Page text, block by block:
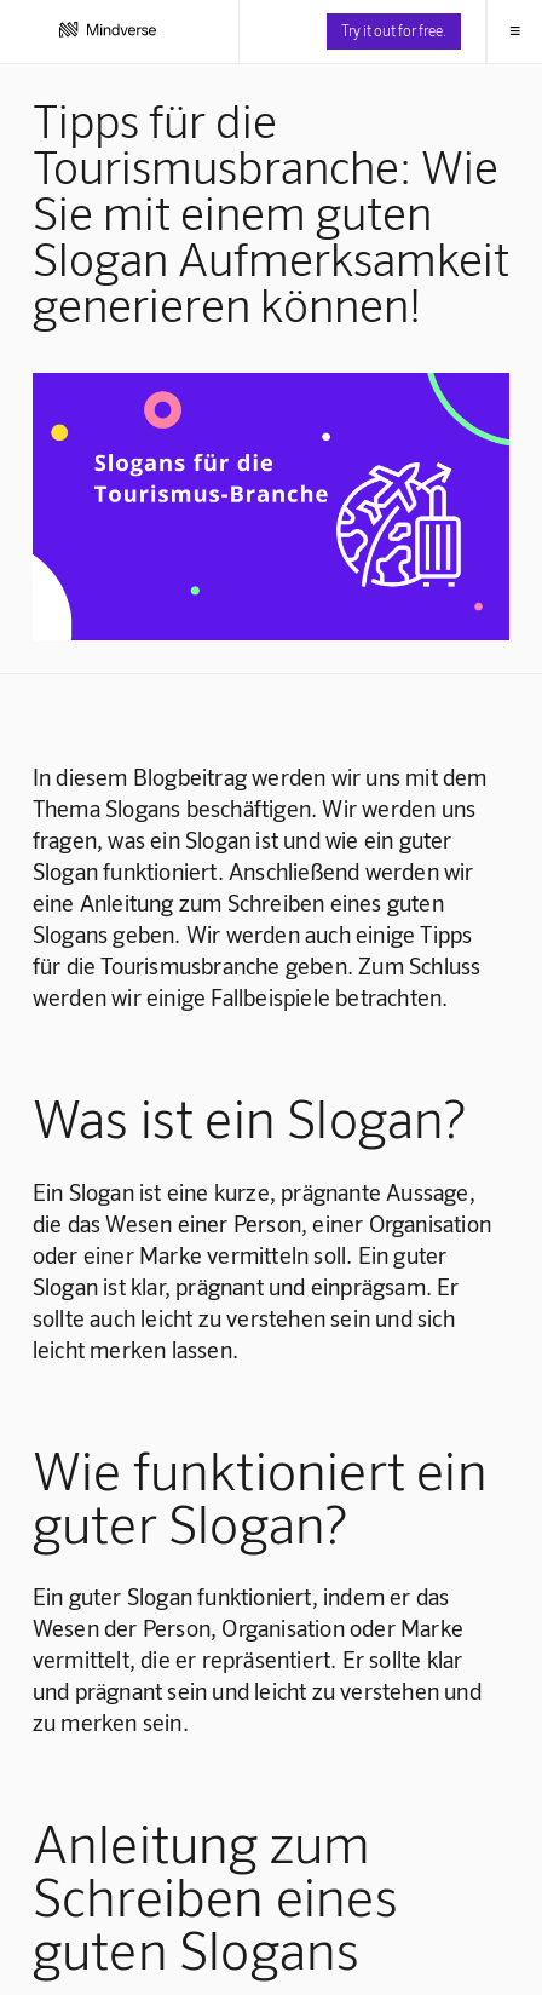
Try it out for free. ≡
Tipps für die
Tourismusbranche: Wie
Sie mit einem guten
Slogan Aufmerksamkeit
generieren können!
In diesem Blogbeitrag werden wir uns mit dem
Thema Slogans beschäftigen. Wir werden uns
fragen, was ein Slogan ist und wie ein guter
Slogan funktioniert. Anschließend werden wir
eine Anleitung zum Schreiben eines guten
Slogans geben. Wir werden auch einige Tipps
für die Tourismusbranche geben. Zum Schluss
werden wir einige Fallbeispiele betrachten.
Was ist ein Slogan?
Ein Slogan ist eine kurze, prägnante Aussage,
die das Wesen einer Person, einer Organisation
oder einer Marke vermitteln soll. Ein guter
Slogan ist klar, prägnant und einprägsam. Er
sollte auch leicht zu verstehen sein und sich
leicht merken lassen.
Wie funktioniert ein
guter Slogan?
Ein guter Slogan funktioniert, indem er das
Wesen der Person, Organisation oder Marke
vermittelt, die er repräsentiert. Er sollte klar
und prägnant sein und leicht zu verstehen und
zu merken sein.
Anleitung zum
Schreiben eines
guten Slogans